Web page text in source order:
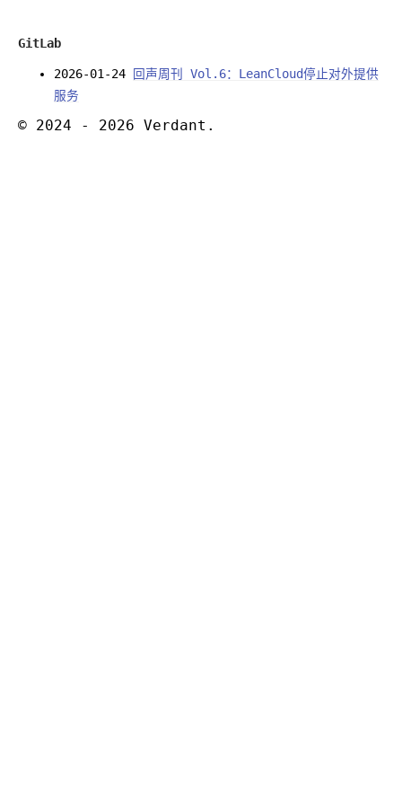
GitLab
2026-01-24
回声周刊 Vol.6：LeanCloud停止对外提供
服务
© 2024 - 2026 Verdant.